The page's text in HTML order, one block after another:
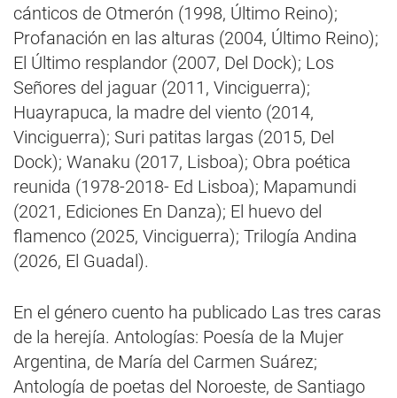
cánticos de Otmerón (1998, Último Reino);
Profanación en las alturas (2004, Último Reino);
El Último resplandor (2007, Del Dock); Los
Señores del jaguar (2011, Vinciguerra);
Huayrapuca, la madre del viento (2014,
Vinciguerra); Suri patitas largas (2015, Del
Dock); Wanaku (2017, Lisboa); Obra poética
reunida (1978-2018- Ed Lisboa); Mapamundi
(2021, Ediciones En Danza); El huevo del
flamenco (2025, Vinciguerra); Trilogía Andina
(2026, El Guadal).
En el género cuento ha publicado Las tres caras
de la herejía. Antologías: Poesía de la Mujer
Argentina, de María del Carmen Suárez;
Antología de poetas del Noroeste, de Santiago